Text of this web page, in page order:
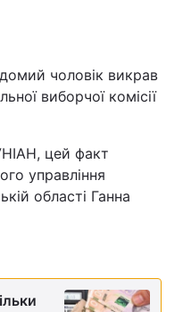
чоловік викрав
виборчої комісії
цей факт
управління
області Ганна